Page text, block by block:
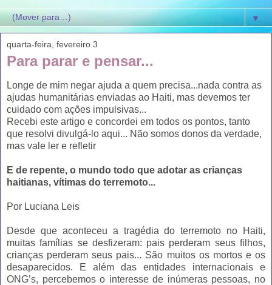
▼
quarta-feira, fevereiro 3
Para parar e pensar...
Longe de mim negar ajuda a quem precisa...nada contra as
ajudas humanitárias enviadas ao Haiti, mas devemos ter
cuidado com ações impulsivas...
Recebi este artigo e concordei em todos os pontos, tanto
que resolvi divulgá-lo aqui... Não somos donos da verdade,
mas vale ler e refletir
E de repente, o mundo todo que adotar as crianças
haitianas, vítimas do terremoto...
Por Luciana Leis
Desde que aconteceu a tragédia do terremoto no Haiti,
muitas famílias se desfizeram: pais perderam seus filhos,
crianças perderam seus pais... São muitos os mortos e os
desaparecidos. E além das entidades internacionais e
ONG’s, percebemos o interesse de inúmeras pessoas, no